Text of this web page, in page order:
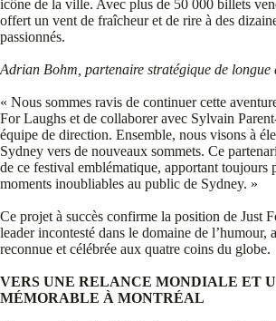
icône de la ville. Avec plus de 50 000 billets
offert un vent de fraîcheur et de rire à des
passionnés.
Adrian Bohm, partenaire stratégique de longue
« Nous sommes ravis de continuer cette
For Laughs et de collaborer avec Sylvain
équipe de direction. Ensemble, nous visons à
Sydney vers de nouveaux sommets. Ce
de ce festival emblématique, apportant toujours
moments inoubliables au public de Sydney. »
Ce projet à succès confirme la position de Just
leader incontesté dans le domaine de l’humour,
reconnue et célébrée aux quatre coins du globe.
VERS UNE RELANCE MONDIALE ET
MÉMORABLE À MONTRÉAL